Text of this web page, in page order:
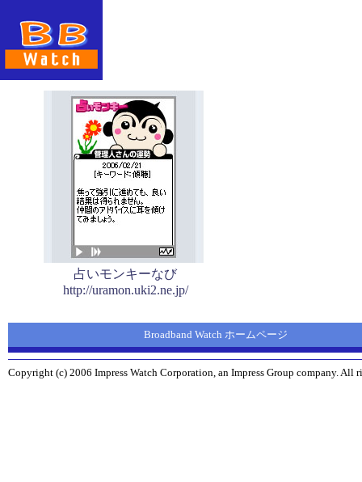
占いモンキーなび
http://uramon.uki2.ne.jp/
Broadband Watch ホームページ
Copyright (c) 2006 Impress Watch Corporation, an Impress Group company. All